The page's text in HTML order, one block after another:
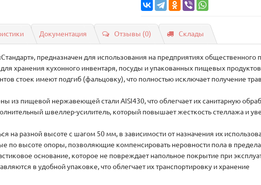
Документация Отзывы (0) Склады
предназначен для использования на предприятиях общественного
хранения кухонного инвентаря, посуды и упакованных пищевых
стоек имеют подгиб (фальцовку), что полностью исключает получение
из пищевой нержавеющей стали AISI430, что облегчает их санитарную
швеллер-усилитель, который повышает жесткость стеллажа и
на разной высоте с шагом 50 мм, в зависимости от назначения их
по высоте опоры, позволяющие компенсировать неровности пола в
основание, которое не повреждает напольное покрытие при
в удобной упаковке, что облегчает их транспортировку и хранение